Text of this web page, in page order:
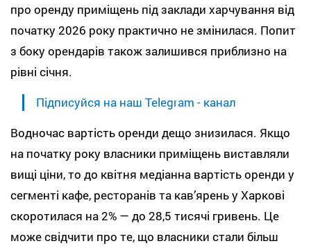
про оренду приміщень під заклади харчування від
початку 2026 року практично не змінилася. Попит
з боку орендарів також залишився приблизно на
рівні січня.
Підписуйся на наш Telegram - канал
Водночас вартість оренди дещо знизилася. Якщо
на початку року власники приміщень виставляли
вищі ціни, то до квітня медіанна вартість оренди у
сегменті кафе, ресторанів та кав’ярень у Харкові
скоротилася на 2% — до 28,5 тисячі гривень. Це
може свідчити про те, що власники стали більш